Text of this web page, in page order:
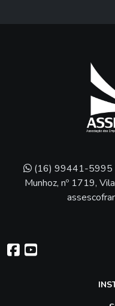
(16) 99441-5995
Munhoz, nº 1719,